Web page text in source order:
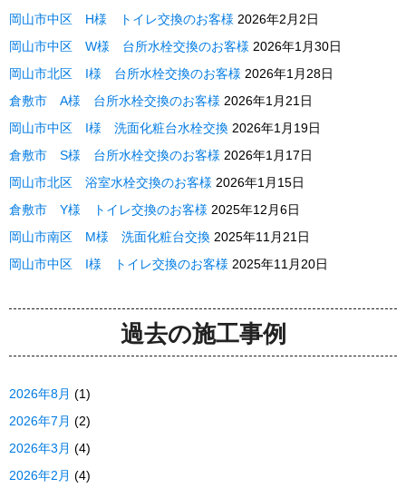
岡山市中区 H様 トイレ交換のお客様 2026年2月2日
岡山市中区 W様 台所水栓交換のお客様 2026年1月30日
岡山市北区 I様 台所水栓交換のお客様 2026年1月28日
倉敷市 A様 台所水栓交換のお客様 2026年1月21日
岡山市中区 I様 洗面化粧台水栓交換 2026年1月19日
倉敷市 S様 台所水栓交換のお客様 2026年1月17日
岡山市北区 浴室水栓交換のお客様 2026年1月15日
倉敷市 Y様 トイレ交換のお客様 2025年12月6日
岡山市南区 M様 洗面化粧台交換 2025年11月21日
岡山市中区 I様 トイレ交換のお客様 2025年11月20日
過去の施工事例
2026年8月 (1)
2026年7月 (2)
2026年3月 (4)
2026年2月 (4)